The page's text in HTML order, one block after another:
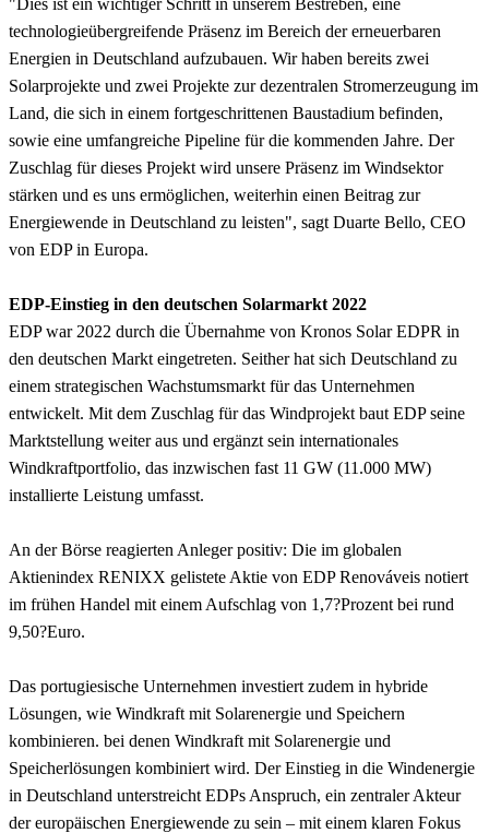
technologieübergreifende Präsenz im Bereich der erneuerbaren
Energien in Deutschland aufzubauen. Wir haben bereits zwei
Solarprojekte und zwei Projekte zur dezentralen Stromerzeugung im
Land, die sich in einem fortgeschrittenen Baustadium befinden,
sowie eine umfangreiche Pipeline für die kommenden Jahre. Der
Zuschlag für dieses Projekt wird unsere Präsenz im Windsektor
stärken und es uns ermöglichen, weiterhin einen Beitrag zur
Energiewende in Deutschland zu leisten", sagt Duarte Bello, CEO
von EDP in Europa.
EDP-Einstieg in den deutschen Solarmarkt 2022
EDP war 2022 durch die Übernahme von Kronos Solar EDPR in
den deutschen Markt eingetreten. Seither hat sich Deutschland zu
einem strategischen Wachstumsmarkt für das Unternehmen
entwickelt. Mit dem Zuschlag für das Windprojekt baut EDP seine
Marktstellung weiter aus und ergänzt sein internationales
Windkraftportfolio, das inzwischen fast 11 GW (11.000 MW)
installierte Leistung umfasst.
An der Börse reagierten Anleger positiv: Die im globalen
Aktienindex RENIXX gelistete Aktie von EDP Renováveis notiert
im frühen Handel mit einem Aufschlag von 1,7?Prozent bei rund
9,50?Euro.
Das portugiesische Unternehmen investiert zudem in hybride
Lösungen, wie Windkraft mit Solarenergie und Speichern
kombinieren. bei denen Windkraft mit Solarenergie und
Speicherlösungen kombiniert wird. Der Einstieg in die Windenergie
in Deutschland unterstreicht EDPs Anspruch, ein zentraler Akteur
der europäischen Energiewende zu sein – mit einem klaren Fokus